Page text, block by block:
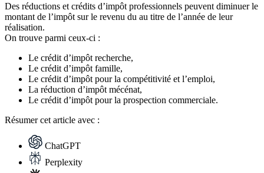
Des réductions et crédits d’impôt professionnels peuvent diminuer le
montant de l’impôt sur le revenu du au titre de l’année de leur
réalisation.
On trouve parmi ceux-ci :
Le crédit d’impôt recherche,
Le crédit d’impôt famille,
Le crédit d’impôt pour la compétitivité et l’emploi,
La réduction d’impôt mécénat,
Le crédit d’impôt pour la prospection commerciale.
Résumercet article avec :
ChatGPT
Perplexity